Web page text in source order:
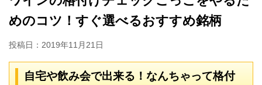
めのコツ！すぐ選べるおすすめ銘柄
投稿日： 2019年11月21日
自宅や飲み会で出来る！なんちゃって格付